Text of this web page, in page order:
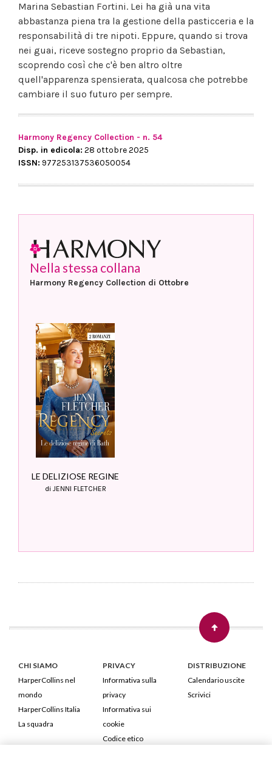
Marina Sebastian Fortini. Lei ha già una vita
abbastanza piena tra la gestione della pasticceria e la
responsabilità di tre nipoti. Eppure, quando si trova
nei guai, riceve sostegno proprio da Sebastian,
scoprendo così che c'è ben altro oltre
quell'apparenza spensierata, qualcosa che potrebbe
cambiare il suo futuro per sempre.
Harmony Regency Collection - n. 54
Disp. in edicola: 28 ottobre 2025
ISSN: 977253137536050054
Nella stessa collana
Harmony Regency Collection di Ottobre
LE DELIZIOSE REGINE
di JENNI FLETCHER
CHI SIAMO
HarperCollins nel
mondo
HarperCollins Italia
La squadra
PRIVACY
Informativa sulla
privacy
Informativa sui
cookie
Codice etico
DISTRIBUZIONE
Calendario uscite
Scrivici